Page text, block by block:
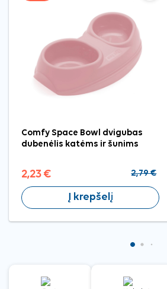
Comfy Space Bowl dvigubas
dubenėlis katėms ir šunims
2,23 € 2,79 €
Į krepšelį